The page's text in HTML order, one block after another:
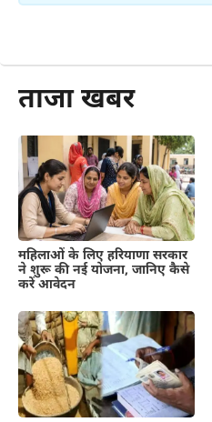
ताजा खबर
महिलाओं के लिए हरियाणा सरकार
ने शुरू की नई योजना, जानिए कैसे
करें आवेदन